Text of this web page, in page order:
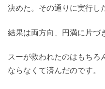
決めた。その通りに実行し
結果は両方向、円満に片づ
スーが救われたのはもちろ
ならなくて済んだのです。